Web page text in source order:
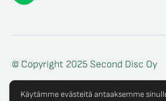
© Copyright 2025 Second Disc Oy
Tietosuojaseloste
Käytämme evästeitä antaaksemme